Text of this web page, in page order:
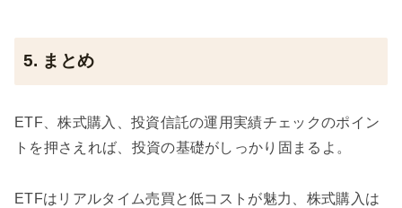
5. まとめ
ETF、株式購入、投資信託の運用実績チェックのポイン
トを押さえれば、投資の基礎がしっかり固まるよ。
ETFはリアルタイム売買と低コストが魅力、株式購入は